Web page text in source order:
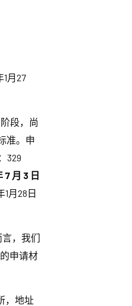
月27
段，尚
准。申
329
7 月 3 日
月28日
，我们
申请材
，地址